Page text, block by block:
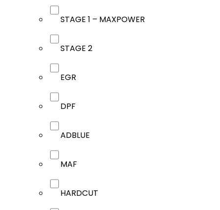
STAGE 1 – MAXPOWER
STAGE 2
EGR
DPF
ADBLUE
MAF
HARDCUT